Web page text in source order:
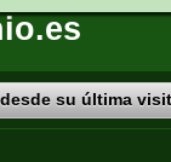
su última